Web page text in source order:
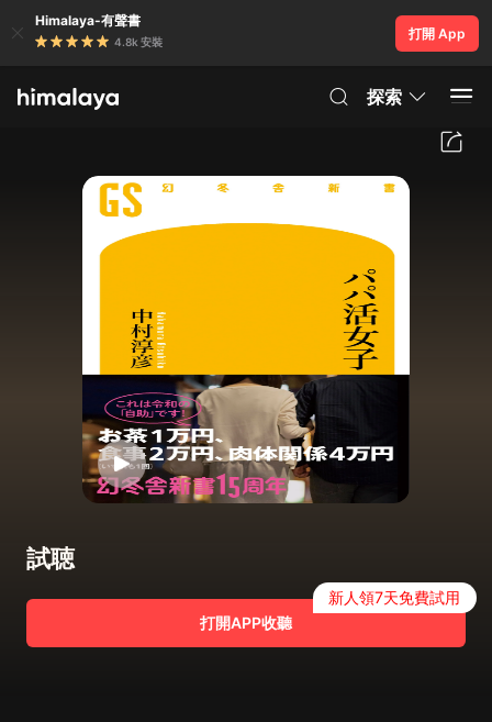
Himalaya-有聲書
4.8k 安裝
打開 App
探索
試聴
打開APP收聽
新人領7天免費試用